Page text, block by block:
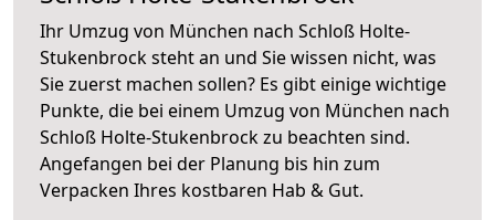
Ihr Umzug von München nach Schloß Holte-
Stukenbrock steht an und Sie wissen nicht, was
Sie zuerst machen sollen? Es gibt einige wichtige
Punkte, die bei einem Umzug von München nach
Schloß Holte-Stukenbrock zu beachten sind.
Angefangen bei der Planung bis hin zum
Verpacken Ihres kostbaren Hab & Gut.